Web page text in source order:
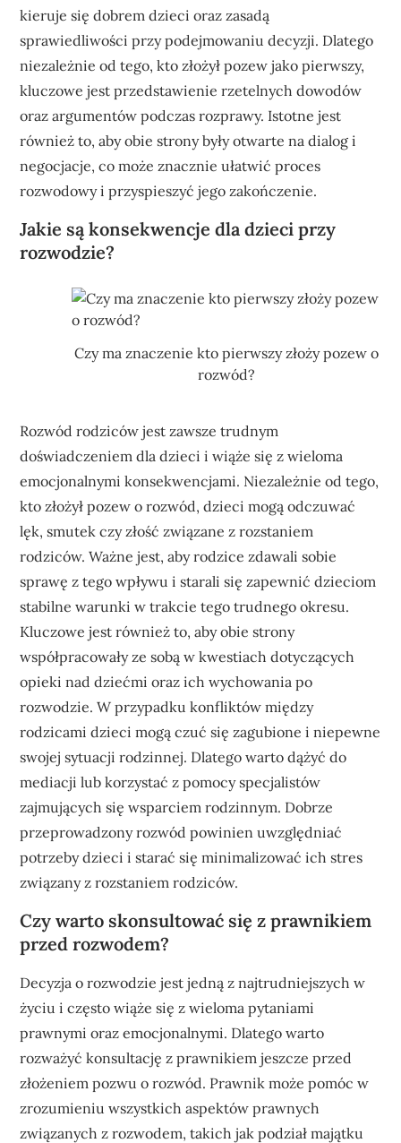
kieruje się dobrem dzieci oraz zasadą
sprawiedliwości przy podejmowaniu decyzji. Dlatego
niezależnie od tego, kto złożył pozew jako pierwszy,
kluczowe jest przedstawienie rzetelnych dowodów
oraz argumentów podczas rozprawy. Istotne jest
również to, aby obie strony były otwarte na dialog i
negocjacje, co może znacznie ułatwić proces
rozwodowy i przyspieszyć jego zakończenie.
Jakie są konsekwencje dla dzieci przy
rozwodzie?
Czy ma znaczenie kto pierwszy złoży pozew o
rozwód?
Rozwód rodziców jest zawsze trudnym
doświadczeniem dla dzieci i wiąże się z wieloma
emocjonalnymi konsekwencjami. Niezależnie od tego,
kto złożył pozew o rozwód, dzieci mogą odczuwać
lęk, smutek czy złość związane z rozstaniem
rodziców. Ważne jest, aby rodzice zdawali sobie
sprawę z tego wpływu i starali się zapewnić dzieciom
stabilne warunki w trakcie tego trudnego okresu.
Kluczowe jest również to, aby obie strony
współpracowały ze sobą w kwestiach dotyczących
opieki nad dziećmi oraz ich wychowania po
rozwodzie. W przypadku konfliktów między
rodzicami dzieci mogą czuć się zagubione i niepewne
swojej sytuacji rodzinnej. Dlatego warto dążyć do
mediacji lub korzystać z pomocy specjalistów
zajmujących się wsparciem rodzinnym. Dobrze
przeprowadzony rozwód powinien uwzględniać
potrzeby dzieci i starać się minimalizować ich stres
związany z rozstaniem rodziców.
Czy warto skonsultować się z prawnikiem
przed rozwodem?
Decyzja o rozwodzie jest jedną z najtrudniejszych w
życiu i często wiąże się z wieloma pytaniami
prawnymi oraz emocjonalnymi. Dlatego warto
rozważyć konsultację z prawnikiem jeszcze przed
złożeniem pozwu o rozwód. Prawnik może pomóc w
zrozumieniu wszystkich aspektów prawnych
związanych z rozwodem, takich jak podział majątku